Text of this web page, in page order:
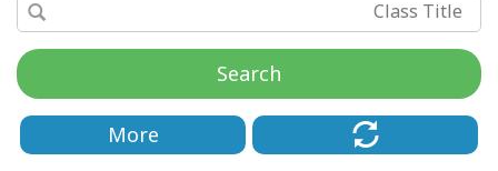
Search
More